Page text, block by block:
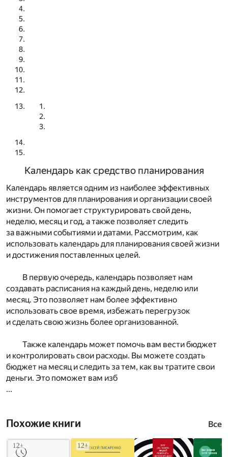
Календарь как средство планирования
Календарь является одним из наиболее эффективных
инструментов для планирования и организации своей
жизни. Он помогает структурировать свой день,
неделю, месяц и год, а также позволяет следить
за важными событиями и датами. Рассмотрим, как
использовать календарь для планирования своей жизни
и достижения поставленных целей.
В первую очередь, календарь позволяет нам
создавать расписания на каждый день, неделю или
месяц. Это позволяет нам более эффективно
использовать свое время, избежать перегрузок
и сделать свою жизнь более организованной.
Также календарь может помочь вам вести бюджет
и контролировать свои расходы. Вы можете создать
бюджет на месяц и следить за тем, как вы тратите свои
деньги. Это поможет вам изб
...
Похожие книги Все